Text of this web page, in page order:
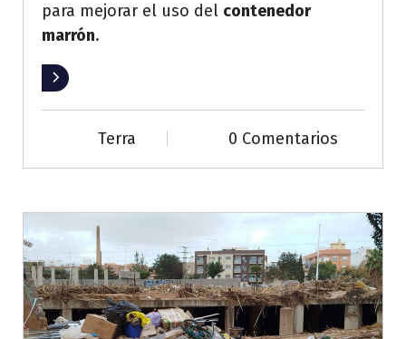
para mejorar el uso del contenedor
marrón.
Leer más
Terra 0 Comentarios